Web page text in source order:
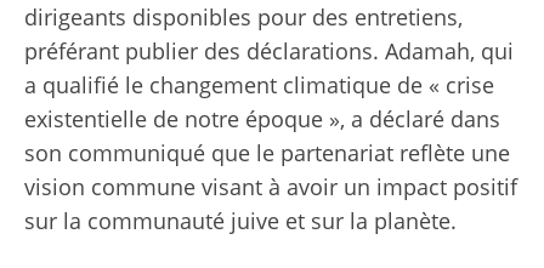
dirigeants disponibles pour des entretiens,
préférant publier des déclarations. Adamah, qui
a qualifié le changement climatique de « crise
existentielle de notre époque », a déclaré dans
son communiqué que le partenariat reflète une
vision commune visant à avoir un impact positif
sur la communauté juive et sur la planète.